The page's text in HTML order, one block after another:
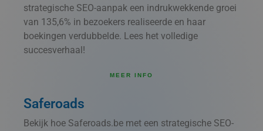
strategische SEO-aanpak een indrukwekkende groei
van 135,6% in bezoekers realiseerde en haar
boekingen verdubbelde. Lees het volledige
succesverhaal!
MEER INFO
Saferoads
Bekijk hoe Saferoads.be met een strategische SEO-